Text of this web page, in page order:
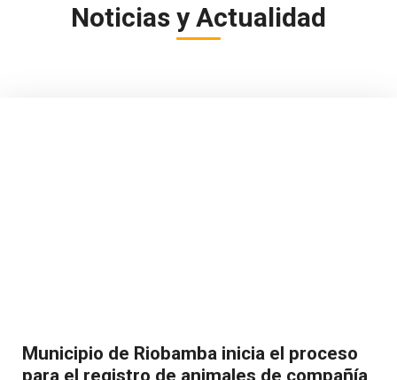
Noticias y Actualidad
Municipio de Riobamba inicia el proceso
para el registro de animales de compañía